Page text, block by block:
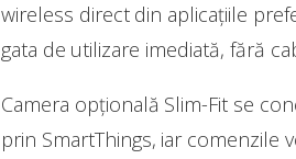
wireless direct din aplicațiile
gata de utilizare imediată, fără
Camera opțională Slim-Fit se
prin SmartThings, iar comenzile